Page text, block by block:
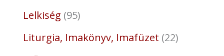
Lelkiség 95
Liturgia, Imakönyv, Imafüzet 22